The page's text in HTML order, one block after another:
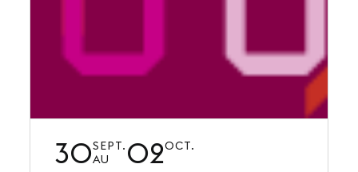
30SEPT.
AU
02OCT.